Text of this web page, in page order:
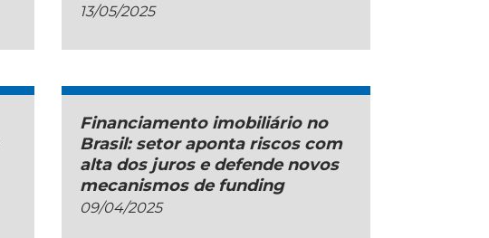
13/05/2025
Financiamento imobiliário no
Brasil: setor aponta riscos com
alta dos juros e defende novos
mecanismos de funding
09/04/2025